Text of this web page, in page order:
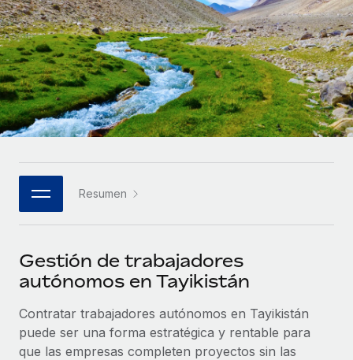
INFRAESTRUCTURA
Conexión Remote
Integra los RR. HH. en tus flujos de trabajo sin
complicaciones.
Plataforma
Funciones esenciales de RR. HH. integradas para tu
Conectar
Conecta cualquier herramienta de IA con Remote
Optimiza los procesos con herramientas empresariales
esenciales.
SERVICIOS
Mediana empresa
Amplía tu equipo con soluciones de RR. HH.
personalizadas.
Empresa
RR. HH. globales para grandes empresas.
ASOCIARSE
Socios tecnológicos estratégicos
Integra la gestión de los RR. HH. globales en tu
Asociarse
Descubre oportunidades de colaborar con nosotros.
Remote Build Próximamente
Consultoría de integraciones y automatización con IA.
Guías y recursos
Casos prácticos
Glosario de RR. HH.
Listas de verificación y plantillas
Biblioteca de descripciones de puestos
Webinarios
Información sobre salarios y talento
Obtén ayuda
Español
Italiano
Português (Portugal)
日本語
한국어
中文（简体）Resumen
Gestión de trabajadores
autónomos en Tayikistán
Contratar trabajadores autónomos en Tayikistán
puede ser una forma estratégica y rentable para
que las empresas completen proyectos sin las